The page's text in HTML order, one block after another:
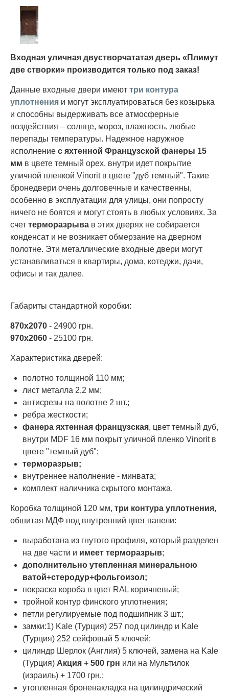
Входная уличная двустворчататая дверь «Плимут
две створки» производится только под заказ!
Данные входные двери имеют три контура
уплотнения и могут эксплуатироваться без козырька
и способны выдерживать все атмосферные
воздействия – солнце, мороз, влажность, любые
перепады температуры. Надежное наружное
исполнение с яхтенной Французской фанеры 15
мм в цвете темный орех, внутри идет покрытие
уличной пленкой Vinorit в цвете "дуб темный". Такие
бронедвери очень долговечные и качественны,
особенно в эксплуатации для улицы, они попросту
ничего не боятся и могут стоять в любых условиях. За
счет терморазрыва в этих дверях не собирается
конденсат и не возникает обмерзание на дверном
полотне. Эти металлические входные двери могут
устанавливаться в квартиры, дома, котеджи, дачи,
офисы и так далее.
Габариты стандартной коробки:
870х2070 - 24900 грн.
970х2060 - 25100 грн.
Характеристика дверей:
полотно толщиной 110 мм;
лист металла 2,2 мм;
антисрезы на полотне 2 шт.;
ребра жесткости;
фанера яхтенная французская, цвет темный дуб,
внутри MDF 16 мм покрыт уличной пленко Vinorit в
цвете "темный дуб";
терморазрыв;
внутреннее наполнение - минвата;
комплект наличника скрытого монтажа.
Коробка толщиной 120 мм, три контура уплотнения,
обшитая МДФ под внутренний цвет панели:
выработана из гнутого профиля, который разделен
на две части и имеет терморазрыв;
дополнительно утепленная минеральною
ватой+стеродур+фольгоизол;
покраска короба в цвет RAL коричневый;
тройной контур финского уплотнения;
петли регулируемые под подшипник 3 шт.;
замки:1) Kale (Турция) 257 под цилиндр и Kale
(Турция) 252 сейфовый 5 ключей;
цилиндр Шерлок (Англия) 5 ключей, замена на Kale
(Турция) Акция + 500 грн или на Мультилок
(израиль) + 1700 грн.;
утопленная броненакладка на цилиндрический